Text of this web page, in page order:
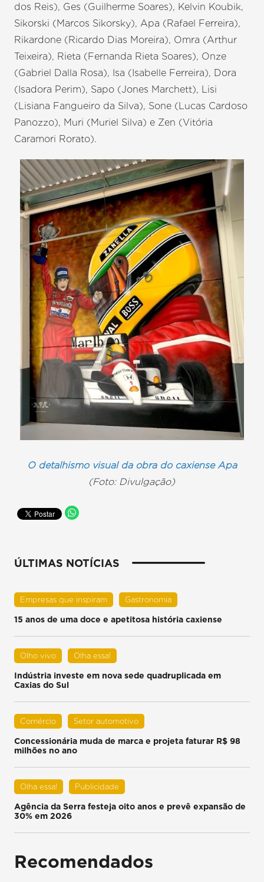
dos Reis), Ges (Guilherme Soares), Kelvin Koubik,
Sikorski (Marcos Sikorsky), Apa (Rafael Ferreira),
Rikardone (Ricardo Dias Moreira), Omra (Arthur
Teixeira), Rieta (Fernanda Rieta Soares), Onze
(Gabriel Dalla Rosa), Isa (Isabelle Ferreira), Dora
(Isadora Perim), Sapo (Jones Marchett), Lisi
(Lisiana Fangueiro da Silva), Sone (Lucas Cardoso
Panozzo), Muri (Muriel Silva) e Zen (Vitória
Caramori Rorato).
O detalhismo visual da obra do caxiense Apa
(Foto: Divulgação)
ÚLTIMAS NOTÍCIAS
Empresas que inspiram Gastronomia
15 anos de uma doce e apetitosa história caxiense
Olho vivo Olha essa!
Indústria investe em nova sede quadruplicada em
Caxias do Sul
Comércio Setor automotivo
Concessionária muda de marca e projeta faturar R$ 98
milhões no ano
Olha essa! Publicidade
Agência da Serra festeja oito anos e prevê expansão de
30% em 2026
Recomendados